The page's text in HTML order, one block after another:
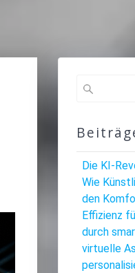
Die KI-
Wie
den
Effizienz
durch
virtuelle